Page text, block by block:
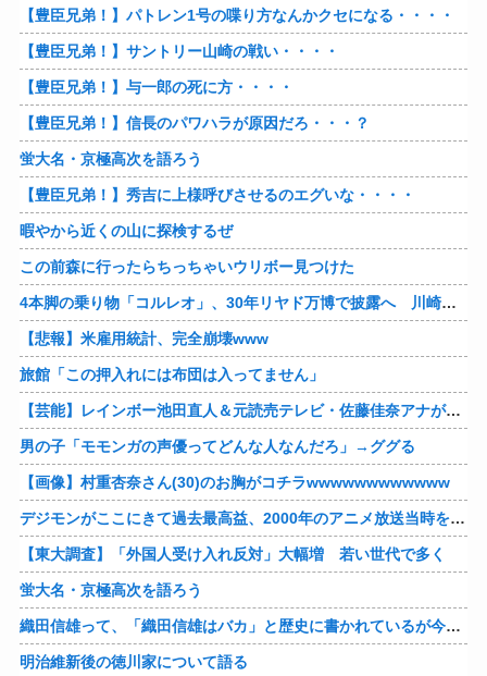
【豊臣兄弟！】パトレン1号の喋り方なんかクセになる・・・・
【豊臣兄弟！】サントリー山崎の戦い・・・・
【豊臣兄弟！】与一郎の死に方・・・・
【豊臣兄弟！】信長のパワハラが原因だろ・・・？
蛍大名・京極高次を語ろう
【豊臣兄弟！】秀吉に上様呼びさせるのエグいな・・・・
暇やから近くの山に探検するぜ
この前森に行ったらちっちゃいウリボー見つけた
4本脚の乗り物「コルレオ」、30年リヤド万博で披露へ 川崎重工が35年発売目指す
【悲報】米雇用統計、完全崩壊www
旅館「この押入れには布団は入ってません」
【芸能】レインボー池田直人＆元読売テレビ・佐藤佳奈アナが結婚
男の子「モモンガの声優ってどんな人なんだろ」→ググる
【画像】村重杏奈さん(30)のお胸がコチラwwwwwwwwwwww
デジモンがここにきて過去最高益、2000年のアニメ放送当時を上回る
【東大調査】「外国人受け入れ反対」大幅増 若い世代で多く
蛍大名・京極高次を語ろう
織田信雄って、「織田信雄はバカ」と歴史に書かれているが今まで家が残っているんでバカではないよな？
明治維新後の徳川家について語る